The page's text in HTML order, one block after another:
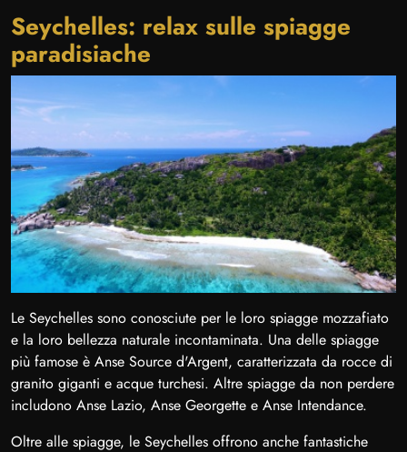
Seychelles: relax sulle spiagge
paradisiache
Le Seychelles sono conosciute per le loro spiagge mozzafiato
e la loro bellezza naturale incontaminata. Una delle spiagge
più famose è Anse Source d'Argent, caratterizzata da rocce di
granito giganti e acque turchesi. Altre spiagge da non perdere
includono Anse Lazio, Anse Georgette e Anse Intendance.
Oltre alle spiagge, le Seychelles offrono anche fantastiche